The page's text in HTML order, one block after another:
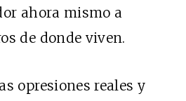
ahora mismo a
de donde viven.
opresiones reales y